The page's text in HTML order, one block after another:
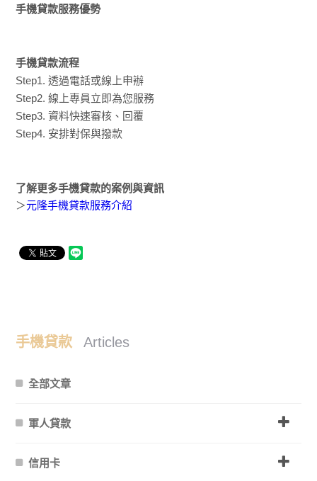
手機貸款服務優勢
手機貸款流程
Step1. 透過電話或線上申辦
Step2. 線上專員立即為您服務
Step3. 資料快速審核、回覆
Step4. 安排對保與撥款
了解更多手機貸款的案例與資訊
＞元隆手機貸款服務介紹
手機貸款 Articles
全部文章
軍人貸款
信用卡